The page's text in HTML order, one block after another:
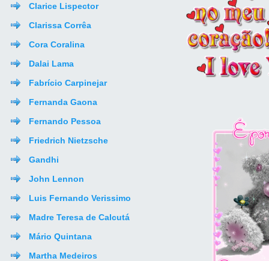
Clarice Lispector
Clarissa Corrêa
Cora Coralina
Dalai Lama
Fabrício Carpinejar
Fernanda Gaona
Fernando Pessoa
Friedrich Nietzsche
Gandhi
John Lennon
Luis Fernando Verissimo
Madre Teresa de Calcutá
Mário Quintana
Martha Medeiros